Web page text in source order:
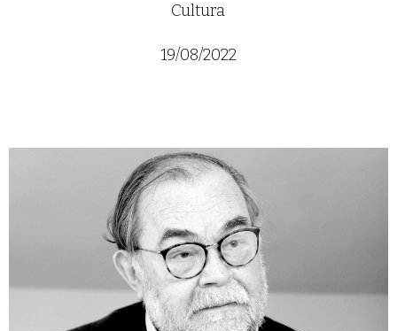
Cultura
19/08/2022